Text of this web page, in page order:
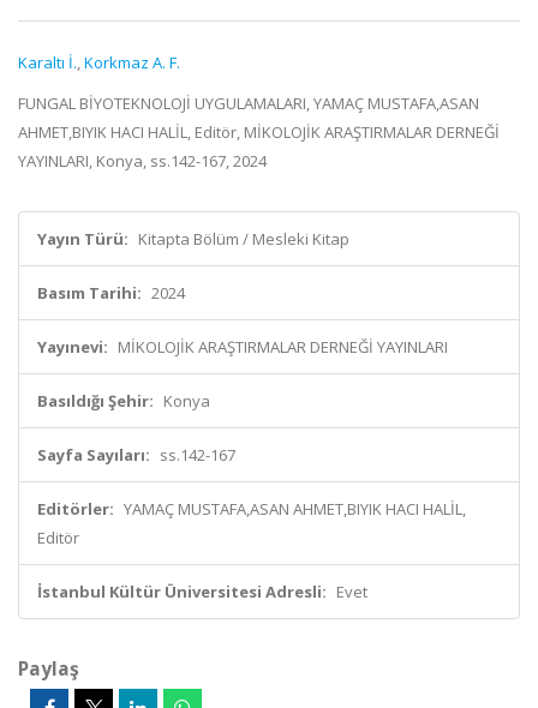
Karaltı İ.,Korkmaz A. F.
FUNGAL BİYOTEKNOLOJİ UYGULAMALARI, YAMAÇ MUSTAFA,ASAN
AHMET,BIYIK HACI HALİL, Editör, MİKOLOJİK ARAŞTIRMALAR DERNEĞİ
YAYINLARI, Konya, ss.142-167, 2024
Yayın Türü: Kitapta Bölüm / Mesleki Kitap
Basım Tarihi: 2024
Yayınevi: MİKOLOJİK ARAŞTIRMALAR DERNEĞİ YAYINLARI
Basıldığı Şehir: Konya
Sayfa Sayıları: ss.142-167
Editörler: YAMAÇ MUSTAFA,ASAN AHMET,BIYIK HACI HALİL,
Editör
İstanbul Kültür Üniversitesi Adresli: Evet
Paylaş